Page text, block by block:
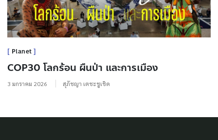
Planet
COP30 โลกร้อน ผืนป่า และการเมือง
3 มกราคม 2026 สุภัชญา เตชะชูเชิด